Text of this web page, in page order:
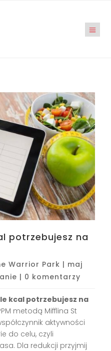
potrzebujesz na
Warrior Park | maj
| 0 komentarzy
kcal potrzebujesz na
metodą Mifflina St
aktywności
do celu, czyli
Dla redukcji przyjmij